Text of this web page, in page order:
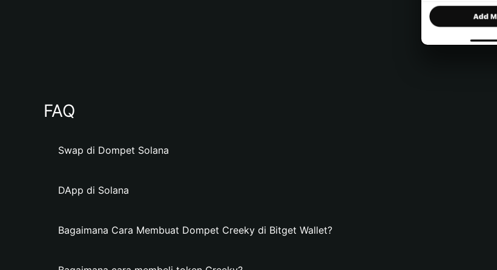
FAQ
Swap di Dompet Solana
DApp di Solana
Bagaimana Cara Membuat Dompet Creeky di Bitget Wallet?